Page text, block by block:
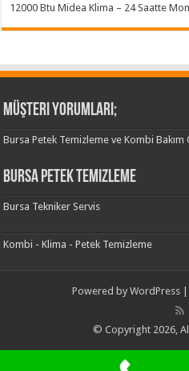
12000 Btu Midea Klima – 24 Saatte
Müşteri Yorumları;
Bursa Petek Temizleme ve Kombi Bakım
Bursa Petek Temizleme
Bursa Tekniker Servis
Kombi - Klima - Petek Temizleme
Powered by WordPress |
© Copyright 2026,